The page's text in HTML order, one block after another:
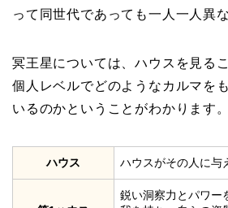
って同世代であっても一人一人異
冥王星については、ハウスを見るこ
個人レベルでどのようなカルマを
いるのかということがわかります。
ハウス ハウスがその人に与
鋭い洞察力とパワー